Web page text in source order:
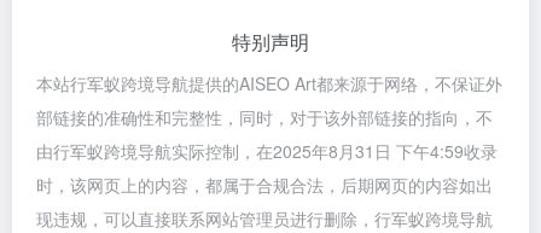
特别声明
本站行军蚁跨境导航提供的AISEO Art都来源于网络，不保证外
部链接的准确性和完整性，同时，对于该外部链接的指向，不
由行军蚁跨境导航实际控制，在2025年8月31日 下午4:59收录
时，该网页上的内容，都属于合规合法，后期网页的内容如出
现违规，可以直接联系网站管理员进行删除，行军蚁跨境导航